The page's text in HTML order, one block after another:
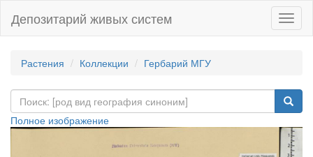
Депозитарий живых систем
Растения Коллекции Гербарий МГУ
Полное изображение